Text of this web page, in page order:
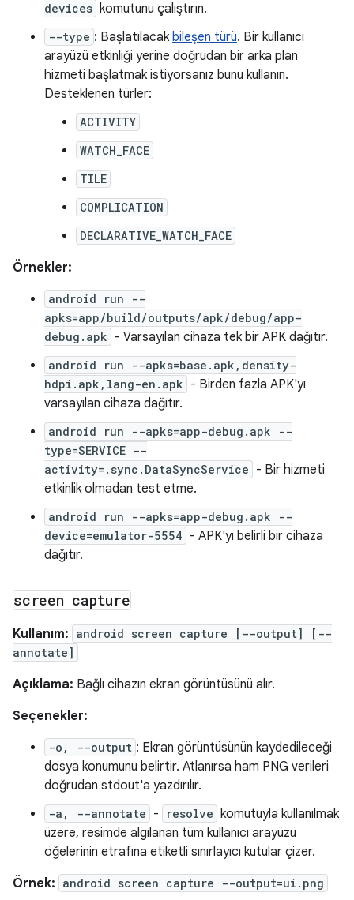
devices komutunu çalıştırın.
--type : Başlatılacak bileşen türü. Bir kullanıcı
arayüzü etkinliği yerine doğrudan bir arka plan
hizmeti başlatmak istiyorsanız bunu kullanın.
Desteklenen türler:
ACTIVITY
WATCH_FACE
TILE
COMPLICATION
DECLARATIVE_WATCH_FACE
Örnekler:
android run --
apks=app/build/outputs/apk/debug/app-
debug.apk - Varsayılan cihaza tek bir APK dağıtır.
android run --apks=base.apk,density-
hdpi.apk,lang-en.apk - Birden fazla APK'yı
varsayılan cihaza dağıtır.
android run --apks=app-debug.apk --
type=SERVICE --
activity=.sync.DataSyncService - Bir hizmeti
etkinlik olmadan test etme.
android run --apks=app-debug.apk --
device=emulator-5554 - APK'yı belirli bir cihaza
dağıtır.
screen capture
Kullanım: android screen capture [--output] [--
annotate]
Açıklama: Bağlı cihazın ekran görüntüsünü alır.
Seçenekler:
-o, --output : Ekran görüntüsünün kaydedileceği
dosya konumunu belirtir. Atlanırsa ham PNG verileri
doğrudan stdout'a yazdırılır.
-a, --annotate - resolve komutuyla kullanılmak
üzere, resimde algılanan tüm kullanıcı arayüzü
öğelerinin etrafına etiketli sınırlayıcı kutular çizer.
Örnek: android screen capture --output=ui.png